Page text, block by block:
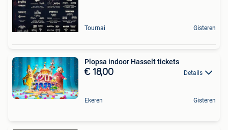
Tournai Gisteren
Plopsa indoor Hasselt tickets
€ 18,00 Details
Ekeren Gisteren